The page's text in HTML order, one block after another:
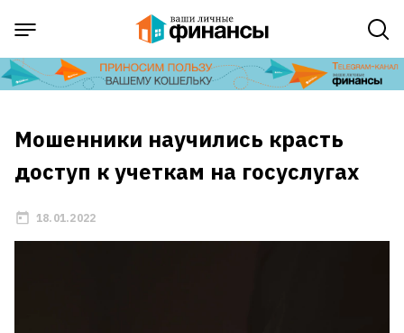
Мошенники научились красть
доступ к учеткам на госуслугах
18.01.2022